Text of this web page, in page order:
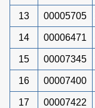
13 00005705
14 00006471
15 00007345
16 00007400
17 00007422